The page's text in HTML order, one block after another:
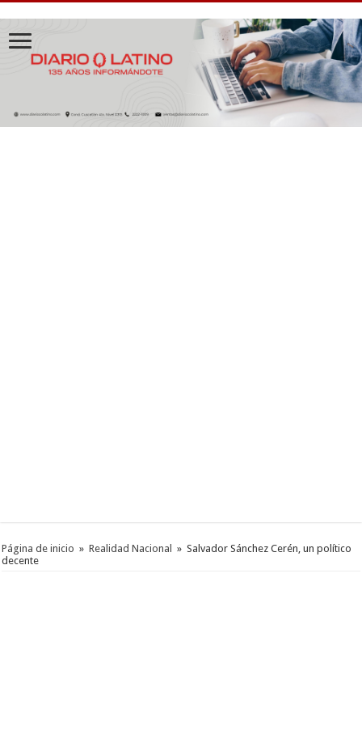
Página de inicio » Realidad Nacional » Salvador Sánchez Cerén, un político
decente